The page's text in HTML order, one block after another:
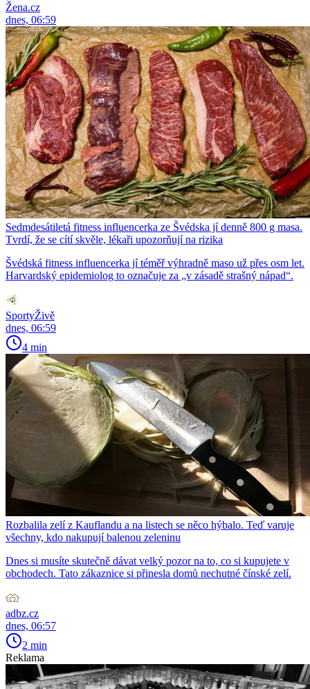
Žena.cz
dnes, 06:59
Sedmdesátiletá fitness influencerka ze Švédska jí denně 800 g masa.
Tvrdí, že se cítí skvěle, lékaři upozorňují na rizika
Švédská fitness influencerka jí téměř výhradně maso už přes osm let.
Harvardský epidemiolog to označuje za „v zásadě strašný nápad“.
SportyŽivě
dnes, 06:59
4 min
Rozbalila zelí z Kauflandu a na listech se něco hýbalo. Teď varuje
všechny, kdo nakupují balenou zeleninu
Dnes si musíte skutečně dávat velký pozor na to, co si kupujete v
obchodech. Tato zákaznice si přinesla domů nechutné čínské zelí.
adbz.cz
dnes, 06:57
2 min
Reklama